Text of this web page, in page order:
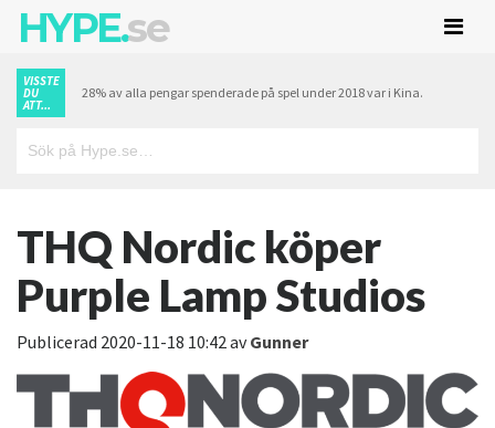
HYPE.se
VISSTE
DU
ATT...
28% av alla pengar spenderade på spel under 2018 var i Kina.
THQ Nordic köper
Purple Lamp Studios
Publicerad 2020-11-18 10:42avGunner